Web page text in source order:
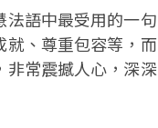
法語中最受用的一句
、尊重包容等，而
非常震撼人心，深深